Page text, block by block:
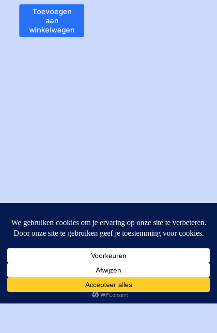
Toevoegen
aan
winkelwagen
4462GE, Goes
T: +31 (0) 111-484438
M:parts@mitechniek.nl
VAT: NL862802295B01
Cookies helpen ons bij het leveren van onze diensten. Door
gebruik te maken van onze diensten, gaat u akkoord met ons
gebruik van cookies.